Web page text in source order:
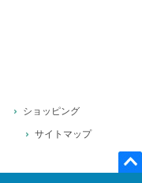
ショッピング
サイトマップ